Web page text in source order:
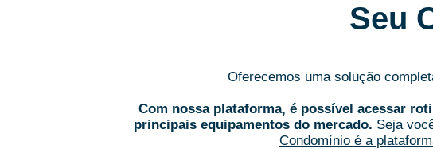
Seu
Oferecemos uma solução
Com nossa plataforma, é possível acessar
principais equipamentos do mercado. Seja
Condomínio é a